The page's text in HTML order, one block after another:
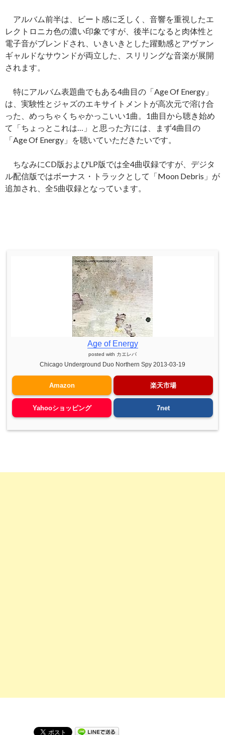
アルバム前半は、ビート感に乏しく、音響を重視したエ
レクトロニカ色の濃い印象ですが、後半になると肉体性と
電子音がブレンドされ、いきいきとした躍動感とアヴァン
ギャルドなサウンドが両立した、スリリングな音楽が展開
されます。
特にアルバム表題曲でもある4曲目の「Age Of Energy」
は、実験性とジャズのエキサイトメントが高次元で溶け合
った、めっちゃくちゃかっこいい1曲。1曲目から聴き始め
て「ちょっとこれは…」と思った方には、まず4曲目の
「Age Of Energy」を聴いていただきたいです。
ちなみにCD版およびLP版では全4曲収録ですが、デジタ
ル配信版ではボーナス・トラックとして「Moon Debris」が
追加され、全5曲収録となっています。
Age of Energy
posted with カエレバ
Chicago Underground Duo Northern Spy 2013-03-19
Amazon 楽天市場
Yahooショッピング 7net